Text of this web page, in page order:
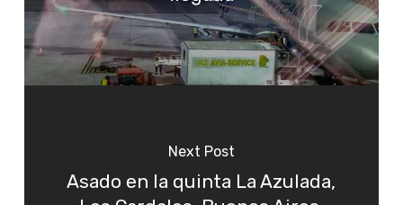
Next Post
Asado en la quinta La Azulada,